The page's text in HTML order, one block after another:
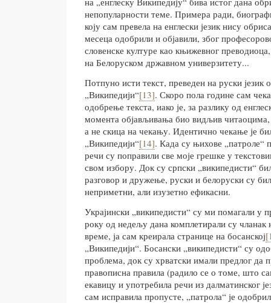
непопуларности теме. Примера ради,
коју сам превела на енглески језик нису
месеца одобрили и објавили, због
словенске културе као књижевног
на Белоруском државном универзитету...
Потпуно исти текст, преведен на руски језик
„Википедији“[13]. Скоро пола године сам
одобрење текста, иако је, за разлику од
момента објављивања био видљив читаоцима,
а не скица на чекању. Идентично чекање је
„Википедији“[14]. Када су њихове „патроле“
речи су поправили све моје грешке у
свом избору. Док су српски „википедисти“
разговор и дружење, руски и белоруски су
неприметни, али изузетно ефикасни.
Украјински „википедисти“ су ми помагали у
року од недељу дана комплетирали су чланак
време, ја сам креирала странице на босанској
„Википедији“. Босански „википедисти“ су
проблема, док су хрватски имали предлог да
правописна правила (радило се о томе, што
екавицу и употребила речи из далматинског
сам исправила пропусте, „патрола“ је